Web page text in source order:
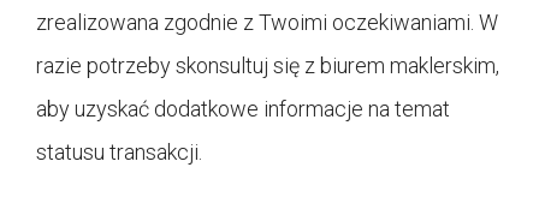
zrealizowana zgodnie z Twoimi oczekiwaniami. W
razie potrzeby skonsultuj się z biurem maklerskim,
aby uzyskać dodatkowe informacje na temat
statusu transakcji.